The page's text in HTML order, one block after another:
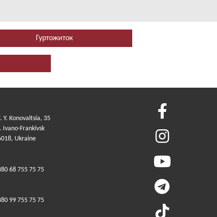
Гуртожиток
Y. Konovaltsia, 35
Ivano-Frankivsk
Ukraine
68 755 75 75
99 755 75 75